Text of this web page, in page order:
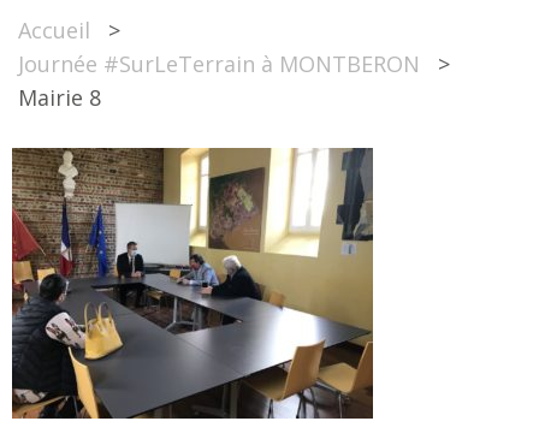
DÉPUTÉ 2017 – 2022
Accueil
>
Journée #SurLeTerrain à MONTBERON
>
Mairie 8